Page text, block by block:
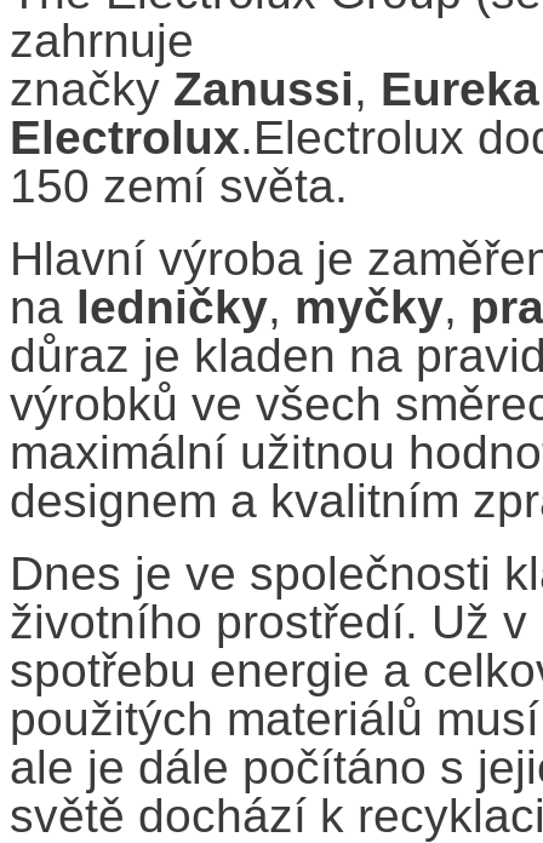
zahrnuje
značky Zanussi, Eureka
Electrolux.Electrolux
150 zemí světa.
Hlavní výroba je
na ledničky, myčky,
důraz je kladen na
výrobků ve všech
maximální užitnou
designem a kvalitním
Dnes je ve společnosti
životního prostředí. Už
spotřebu energie a
použitých materiálů
ale je dále počítáno s
světě dochází k